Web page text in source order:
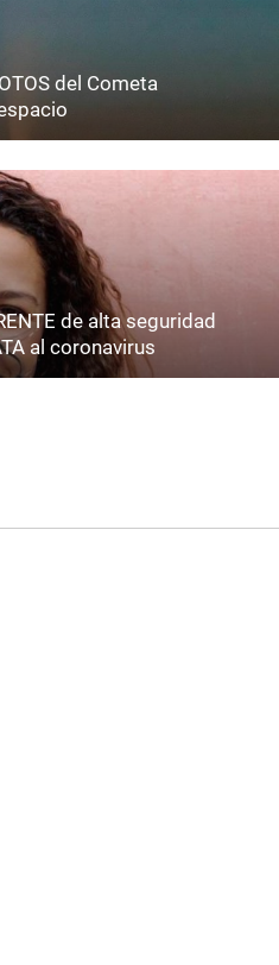
del Cometa
de alta seguridad
al coronavirus